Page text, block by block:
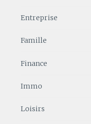
Entreprise
Famille
Finance
Immo
Loisirs